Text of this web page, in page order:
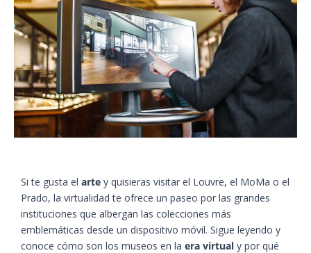
Si te gusta el arte y quisieras visitar el Louvre, el MoMa o el
Prado, la virtualidad te ofrece un paseo por las grandes
instituciones que albergan las colecciones más
emblemáticas desde un dispositivo móvil. Sigue leyendo y
conoce cómo son los museos en la era virtual y por qué